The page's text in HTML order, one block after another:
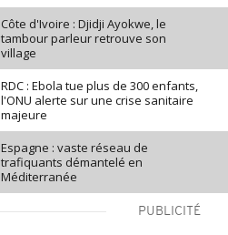
Côte d'Ivoire : Djidji Ayokwe, le
tambour parleur retrouve son
village
RDC : Ebola tue plus de 300 enfants,
l'ONU alerte sur une crise sanitaire
majeure
Espagne : vaste réseau de
trafiquants démantelé en
Méditerranée
PUBLICITÉ